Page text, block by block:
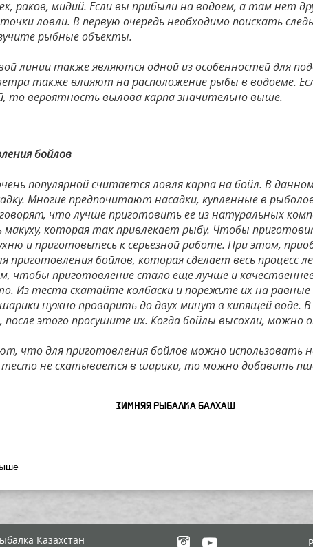
раков, мидий. Если вы прибыли на водоем, а там нет
ловли. В первую очередь необходимо поискать
рыбные объекты.
линии также являются одной из особенностей для
также влияют на расположение рыбы в водоеме.
то вероятность вылова карпа значительно выше.
бойлов
популярной считается ловля карпа на бойл. В
Многие предпочитают насадки, купленные в
что лучше приготовить ее из натуральных
которая так привлекает рыбу. Чтобы
и приготовьтесь к серьезной работе. При этом,
приготовления бойлов, которая сделает весь процесс
чтобы приготовление стало еще лучше и
Из теста скатайте колбаски и порежьте их на
нужно проварить до двух минут в кипящей воде.
этого просушите их. Когда бойлы высохли, можно
что для приготовления бойлов можно использовать
тесто не скатывается в шарики, то можно добавить
ЗИМНЯЯ РЫБАЛКА БАЛХАШ
Казахстан